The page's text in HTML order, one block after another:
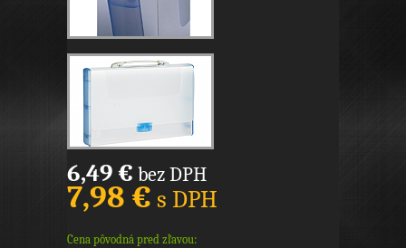
6,49 € bez DPH
7,98 € s DPH
Cena pôvodná pred zľavou: